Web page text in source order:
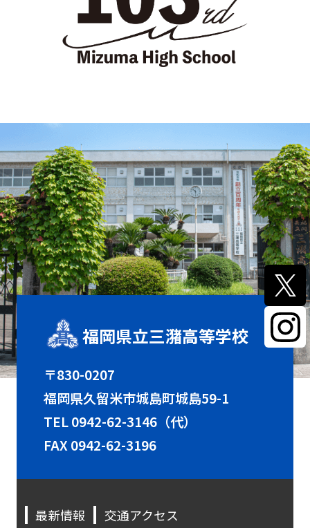
福岡県立三潴高等学校
〒830-0207
福岡県久留米市城島町城島59-1
TEL0942-62-3146（代）
FAX 0942-62-3196
最新情報
交通アクセス